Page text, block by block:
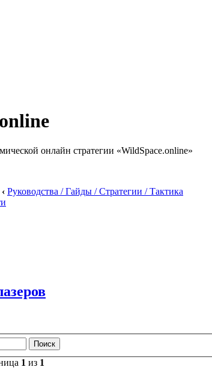
онлайн стратегии «WildSpace.online»
‹ Руководства / Гайды / Стратегии / Тактика
1 из 1